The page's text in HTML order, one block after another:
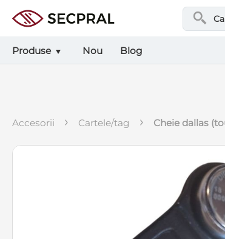
Produse Nou Blog
accesorii › cartele/tag › cheie dallas